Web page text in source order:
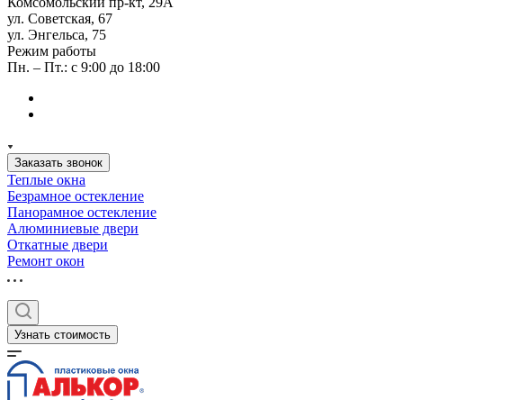
ул. Советская, 67
ул. Энгельса, 75
Режим работы
Пн. – Пт.: с 9:00 до 18:00
Заказать звонок
Теплые окна
Безрамное остекление
Панорамное остекление
Алюминиевые двери
Откатные двери
Ремонт окон
Узнать стоимость